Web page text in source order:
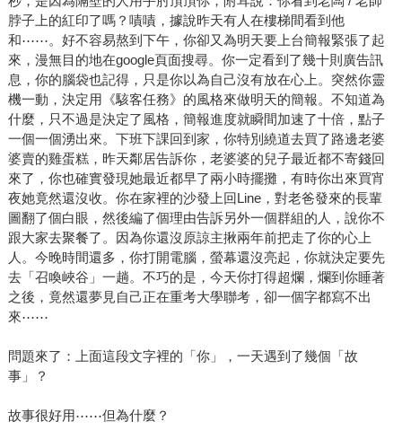
脖子上的紅印了嗎？嘖嘖，據說昨天有人在樓梯間看到他
和⋯⋯。好不容易熬到下午，你卻又為明天要上台簡報緊張了起
來，漫無目的地在google頁面搜尋。你一定看到了幾十則廣告訊
息，你的腦袋也記得，只是你以為自己沒有放在心上。突然你靈
機一動，決定用《駭客任務》的風格來做明天的簡報。不知道為
什麼，只不過是決定了風格，簡報進度就瞬間加速了十倍，點子
一個一個湧出來。下班下課回到家，你特別繞道去買了路邊老婆
婆賣的雞蛋糕，昨天鄰居告訴你，老婆婆的兒子最近都不寄錢回
來了，你也確實發現她最近都早了兩小時擺攤，有時你出來買宵
夜她竟然還沒收。你在家裡的沙發上回Line，對老爸發來的長輩
圖翻了個白眼，然後編了個理由告訴另外一個群組的人，說你不
跟大家去聚餐了。因為你還沒原諒主揪兩年前把走了你的心上
人。今晚時間還多，你打開電腦，螢幕還沒亮起，你就決定要先
去「召喚峽谷」一趟。不巧的是，今天你打得超爛，爛到你睡著
之後，竟然還夢見自己正在重考大學聯考，卻一個字都寫不出
來⋯⋯
問題來了：上面這段文字裡的「你」，一天遇到了幾個「故
事」？
故事很好用⋯⋯但為什麼？